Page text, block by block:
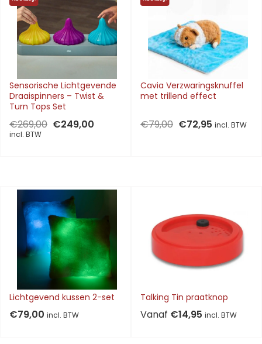
Sensorische Lichtgevende
Draaispinners – Twist &
Turn Tops Set
€269,00 Oorspronkelijke
€249,00Huidige
incl. BTW
Cavia Verzwaringsknuffel
met trillend effect
€79,00 Oorspronkelijke
€72,95Huidige
incl. BTW
Lichtgevend kussen 2-set
€79,00 incl. BTW
Talking Tin praatknop
Vanaf €14,95 incl. BTW